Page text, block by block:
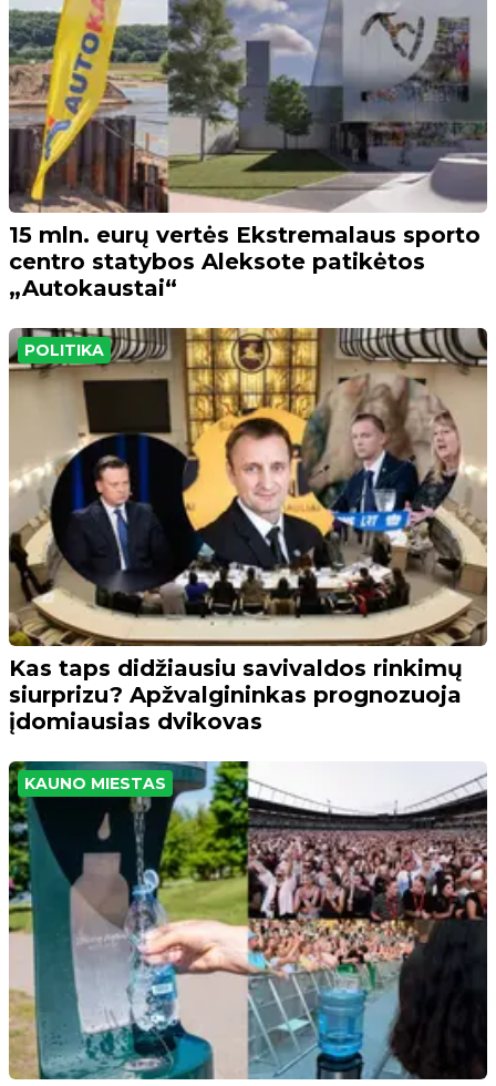
15 mln. eurų vertės Ekstremalaus sporto
centro statybos Aleksote patikėtos
„Autokaustai“
POLITIKA
Kas taps didžiausiu savivaldos rinkimų
siurprizu? Apžvalgininkas prognozuoja
įdomiausias dvikovas
KAUNO MIESTAS